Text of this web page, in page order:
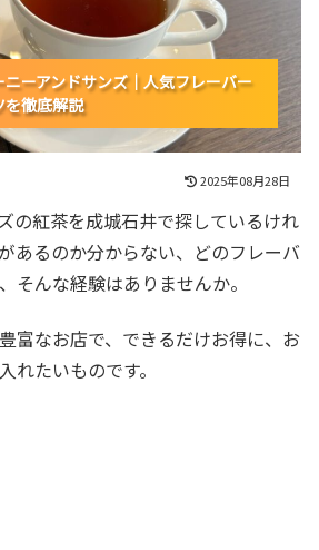
ーアンドサンズ｜人気フレーバー
を徹底解説
ーアンドサンズ｜人気フレーバー
を徹底解説
2025年08月28日
の紅茶を成城石井で探しているけれ
あるのか分からない、どのフレーバ
そんな経験はありませんか。
富なお店で、できるだけお得に、お
れたいものです。